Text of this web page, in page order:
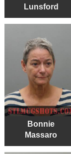
Lunsford
Bonnie
Massaro